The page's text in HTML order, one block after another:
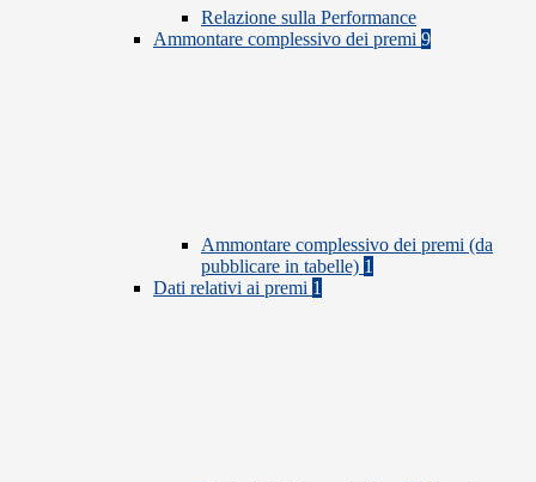
Relazione sulla Performance
Ammontare complessivo dei premi 9
Ammontare complessivo dei premi (da
pubblicare in tabelle) 1
Dati relativi ai premi 1